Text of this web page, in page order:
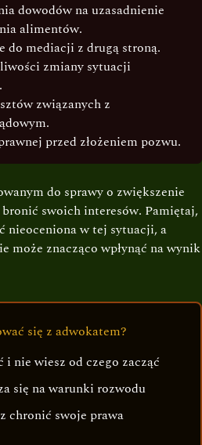
dowodów na uzasadnienie
alimentów.
do mediacji z drugą stroną.
zmiany sytuacji
związanych z
przed złożeniem pozwu.
do sprawy o zwiększenie
swoich interesów. Pamiętaj,
nieoceniona w tej sytuacji, a
może znacząco wpłynąć na wynik
się z adwokatem?
i nie wiesz od czego zacząć
się na warunki rozwodu
chronić swoje prawa